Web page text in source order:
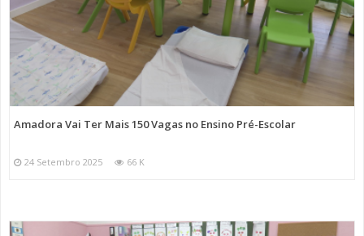
Amadora Vai Ter Mais 150 Vagas no Ensino Pré-Escolar
24 Setembro 2025 66 K